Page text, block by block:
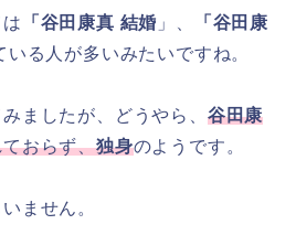
「谷田康真 結婚 」、
「谷田康
いる人が多いみたいですね。
ましたが、どうやら、 谷田康
おらず、独身のようです。
ません。